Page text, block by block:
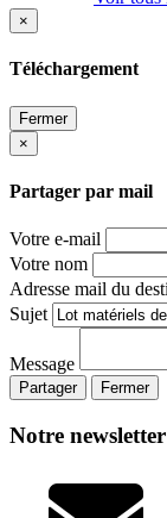
×
Téléchargement
Fermer
×
Partager par mail
Votre e-mail
Votre nom
Adresse mail du
Sujet
Message
Partager Fermer
Notre newsletter